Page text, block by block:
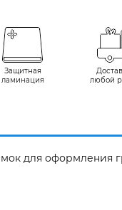
Защитная
ламинация
любой
для оформления